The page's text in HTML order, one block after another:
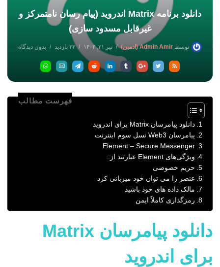
دانلود برنامه Matrix اندروید (پیام رسان نامتمرکز و
غیرقابل مسدود سازی)
توسط Admin Amir (ادمین) تیر ۲۱, ۱۴۰۲ ۳۳ بازدید بدون دیدگاه
فهرست مطالب
دانلود پیامرسان Matrix برای اندروید
پیامرسان Web3 نسل سوم اینترنت
Element – Secure Messenger
ویژگی‌های Element عبارتند از:
حریم خصوصی
عنصر را می توان خود میزبانی کرد
مالک داده های خود باشید
رمزگذاری کاملاً ایمن
دانلود پیامرسان Matrix
برای اندروید